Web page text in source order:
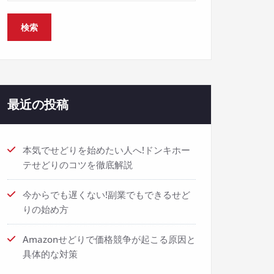
最近の投稿
本気でせどりを始めたい人へ!ドンキホー
テせどりのコツを徹底解説
今からでも遅くない!副業でもできるせど
りの始め方
Amazonせどりで価格競争が起こる原因と
具体的な対策